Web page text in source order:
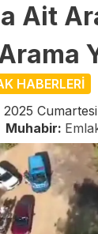
Ait
HABERLERİ
Muhabir: